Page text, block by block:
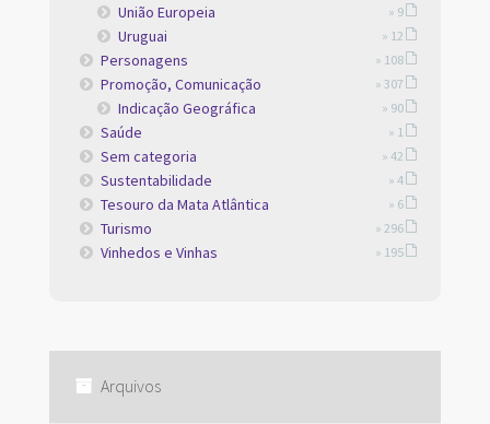
União Europeia » 9
Uruguai » 12
Personagens » 108
Promoção, Comunicação » 307
Indicação Geográfica » 90
Saúde » 1
Sem categoria » 42
Sustentabilidade » 4
Tesouro da Mata Atlântica » 6
Turismo » 296
Vinhedos e Vinhas » 195
Arquivos